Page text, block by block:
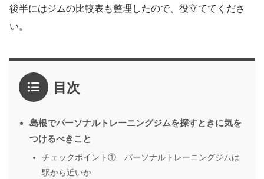
後半にはジムの比較表も整理したので、役立ててくださ
い。
目次
島根でパーソナルトレーニングジムを探すときに気を
つけるべきこと
チェックポイント① パーソナルトレーニングジムは
駅から近いか